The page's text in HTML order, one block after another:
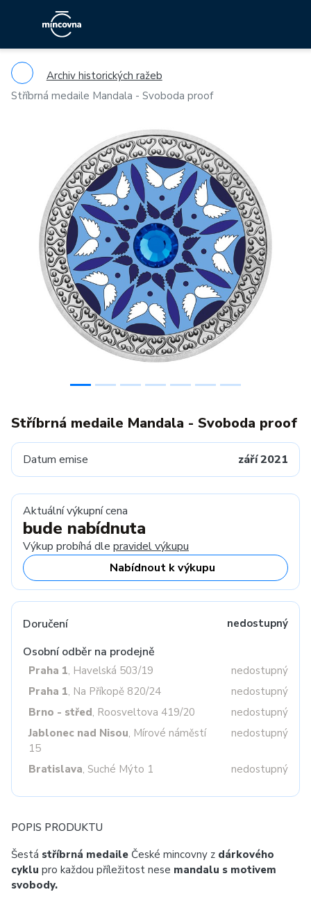
Archiv historických ražeb
Stříbrná medaile Mandala - Svoboda proof
Previous
Stříbrná medaile Mandala - Svoboda proof
Datum emise září 2021
Aktuální výkupní cena
bude nabídnuta
Výkup probíhá dle pravidel výkupu
Nabídnout k výkupu
Doručení nedostupný
Osobní odběr na prodejně
Praha 1, Havelská 503/19
nedostupný
Praha 1, Na Příkopě 820/24
nedostupný
Brno - střed, Roosveltova 419/20
nedostupný
Jablonec nad Nisou, Mírové náměstí
15
nedostupný
Bratislava, Suché Mýto 1 nedostupný
POPIS PRODUKTU
Šestá stříbrná medaile České mincovny z dárkového
cyklu pro každou příležitost nese mandalu s motivem
svobody.